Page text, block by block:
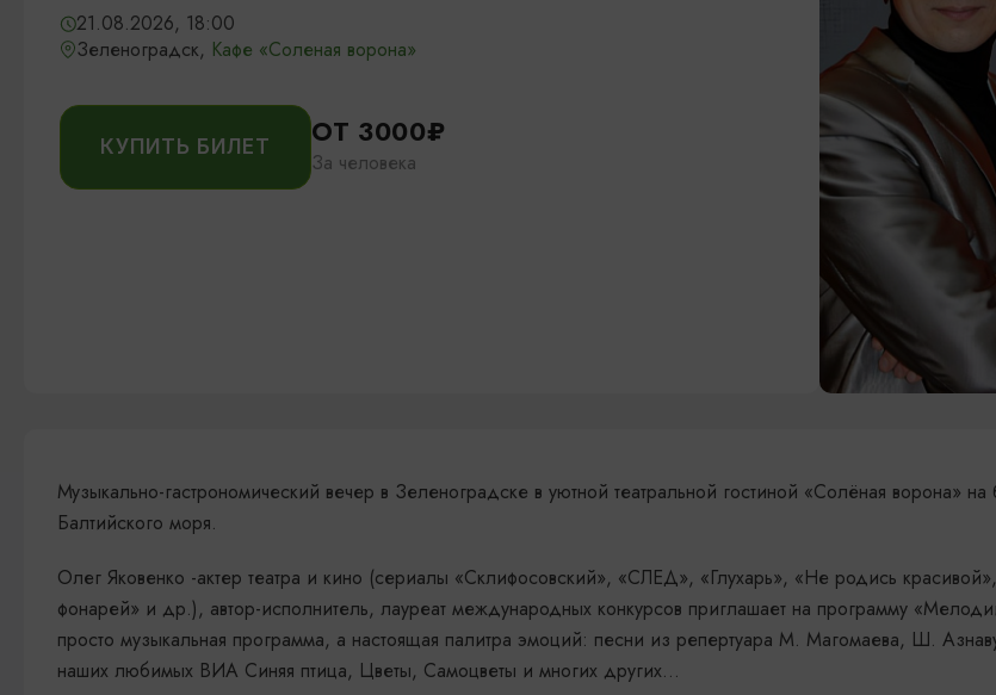
21.08.2026, 18:00
Зеленоградск, Кафе «Соленая ворона»
КУПИТЬ БИЛЕТ ОТ 3000₽
За человека
Музыкально-гастрономический вечер в Зеленоградске в уютной театральной гостиной «Солёная ворона» на
Балтийского моря.
Олег Яковенко -актер театра и кино (сериалы «Склифосовский», «СЛЕД», «Глухарь», «Не родись
фонарей» и др.), автор-исполнитель, лауреат международных конкурсов приглашает на программу
просто музыкальная программа, а настоящая палитра эмоций: песни из репертуара М. Магомаева, Ш.
наших любимых ВИА Синяя птица, Цветы, Самоцветы и многих других...